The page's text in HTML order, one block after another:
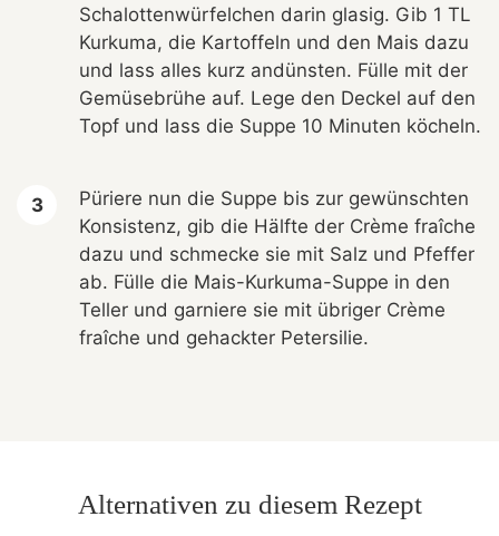
Schalottenwürfelchen darin glasig. Gib 1 TL
Kurkuma, die Kartoffeln und den Mais dazu
und lass alles kurz andünsten. Fülle mit der
Gemüsebrühe auf. Lege den Deckel auf den
Topf und lass die Suppe 10 Minuten köcheln.
Püriere nun die Suppe bis zur gewünschten
Konsistenz, gib die Hälfte der Crème fraîche
dazu und schmecke sie mit Salz und Pfeffer
ab. Fülle die Mais-Kurkuma-Suppe in den
Teller und garniere sie mit übriger Crème
fraîche und gehackter Petersilie.
Alternativen zu diesem Rezept